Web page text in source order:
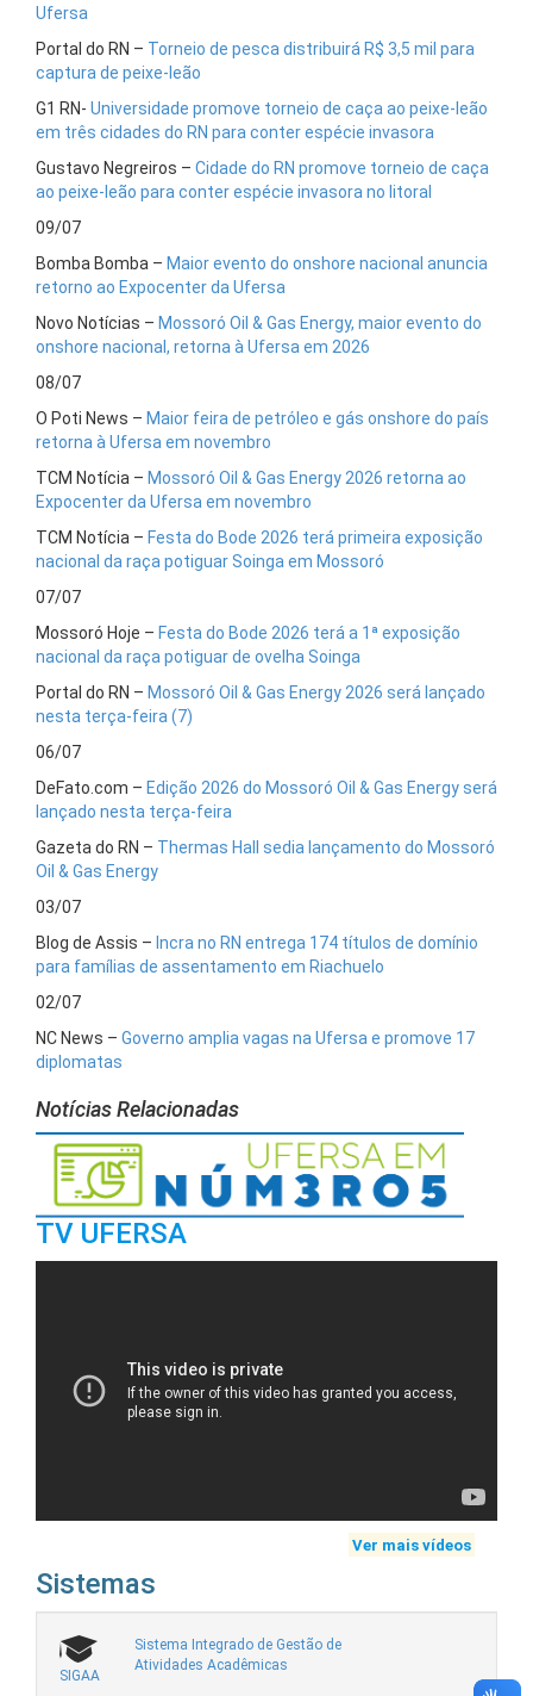
Ufersa
Portal do RN – Torneio de pesca distribuirá R$ 3,5 mil para
captura de peixe-leão
G1 RN- Universidade promove torneio de caça ao peixe-leão
em três cidades do RN para conter espécie invasora
Gustavo Negreiros – Cidade do RN promove torneio de caça
ao peixe-leão para conter espécie invasora no litoral
09/07
Bomba Bomba – Maior evento do onshore nacional anuncia
retorno ao Expocenter da Ufersa
Novo Notícias – Mossoró Oil & Gas Energy, maior evento do
onshore nacional, retorna à Ufersa em 2026
08/07
O Poti News – Maior feira de petróleo e gás onshore do país
retorna à Ufersa em novembro
TCM Notícia – Mossoró Oil & Gas Energy 2026 retorna ao
Expocenter da Ufersa em novembro
TCM Notícia – Festa do Bode 2026 terá primeira exposição
nacional da raça potiguar Soinga em Mossoró
07/07
Mossoró Hoje – Festa do Bode 2026 terá a 1ª exposição
nacional da raça potiguar de ovelha Soinga
Portal do RN – Mossoró Oil & Gas Energy 2026 será lançado
nesta terça-feira (7)
06/07
DeFato.com – Edição 2026 do Mossoró Oil & Gas Energy será
lançado nesta terça-feira
Gazeta do RN – Thermas Hall sedia lançamento do Mossoró
Oil & Gas Energy
03/07
Blog de Assis – Incra no RN entrega 174 títulos de domínio
para famílias de assentamento em Riachuelo
02/07
NC News – Governo amplia vagas na Ufersa e promove 17
diplomatas
Notícias Relacionadas
TV UFERSA
Ver mais vídeos
Sistemas
SIGAA
Sistema Integrado de Gestão de
Atividades Acadêmicas